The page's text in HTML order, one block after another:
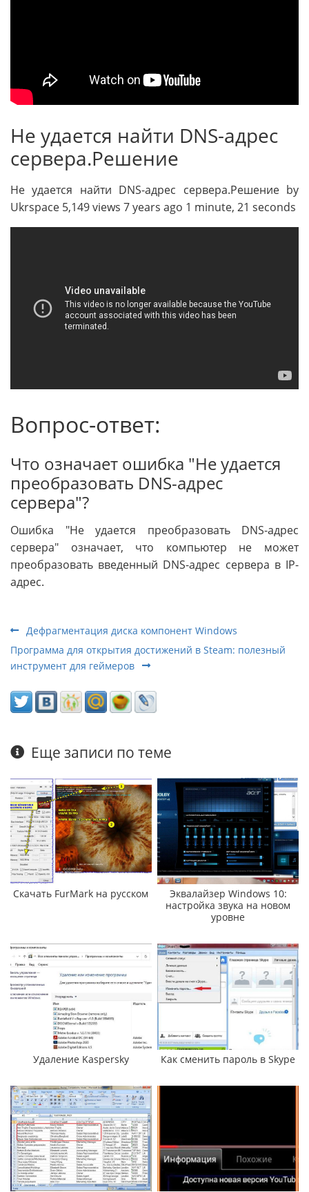
Не удается найти DNS-адрес
сервера.Решение
Не удается найти DNS-адрес сервера.Решение by
Ukrspace 5,149 views 7 years ago 1 minute, 21 seconds
Вопрос-ответ:
Что означает ошибка "Не удается
преобразовать DNS-адрес
сервера"?
Ошибка "Не удается преобразовать DNS-адрес
сервера" означает, что компьютер не может
преобразовать введенный DNS-адрес сервера в IP-
адрес.
Дефрагментация диска компонент Windows
Программа для открытия достижений в Steam: полезный
инструмент для геймеров
Еще записи по теме
Скачать FurMark на русском
Эквалайзер Windows 10:
настройка звука на новом
уровне
Удаление Kaspersky Как сменить пароль в Skype